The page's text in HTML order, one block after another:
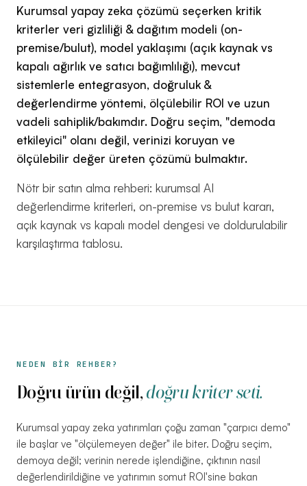
İletişim
Görüşmesi
→
YAZILIM
KOÇU ·
2026
Kurumsal yapay zeka çözümü seçerken kritik
kriterler veri gizliliği & dağıtım modeli (on-
premise/bulut), model yaklaşımı (açık kaynak vs
kapalı ağırlık ve satıcı bağımlılığı), mevcut
sistemlerle entegrasyon, doğruluk &
değerlendirme yöntemi, ölçülebilir ROI ve uzun
vadeli sahiplik/bakımdır. Doğru seçim, "demoda
etkileyici" olanı değil, verinizi koruyan ve
ölçülebilir değer üreten çözümü bulmaktır.
Nötr bir satın alma rehberi: kurumsal AI
değerlendirme kriterleri, on-premise vs bulut kararı,
açık kaynak vs kapalı model dengesi ve doldurulabilir
karşılaştırma tablosu.
NEDEN BİR REHBER?
Doğru ürün değil,doğru kriter seti.
Kurumsal yapay zeka yatırımları çoğu zaman "çarpıcı demo"
ile başlar ve "ölçülemeyen değer" ile biter. Doğru seçim,
demoya değil; verinin nerede işlendiğine, çıktının nasıl
değerlendirildiğine ve yatırımın somut ROI'sine bakan